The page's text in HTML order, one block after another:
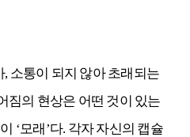
소통이 되지 않아 초래되는
짐의 현상은 어떤 것이 있는
‘모래’다. 각자 자신의 캡슐